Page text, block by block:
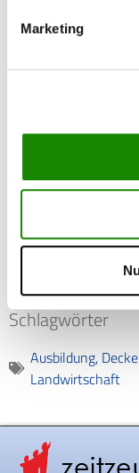
Marketing
Kurt Reißer,
Alltag in der
1945 - 1949,
Schlagwörter
Ausbildung,
Landwirtschaft